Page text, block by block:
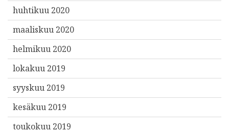
huhtikuu 2020
maaliskuu 2020
helmikuu 2020
lokakuu 2019
syyskuu 2019
kesäkuu 2019
toukokuu 2019